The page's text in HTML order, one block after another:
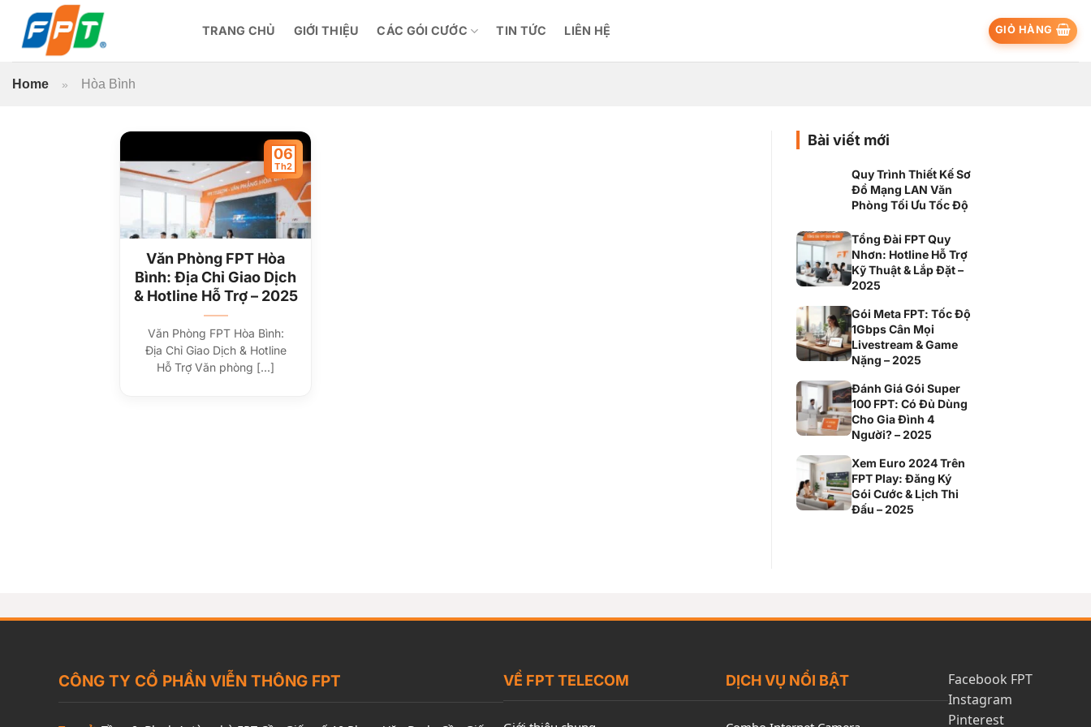
TRANG CHỦ GIỚI THIỆU CÁC GÓI CƯỚC TIN TỨC LIÊN HỆ GIỎ HÀNG
Home » Hòa Bình
Văn Phòng FPT Hòa
Bình: Địa Chỉ Giao Dịch
& Hotline Hỗ Trợ – 2025
Văn Phòng FPT Hòa Bình:
Địa Chỉ Giao Dịch & Hotline
Hỗ Trợ Văn phòng [...]
06
Th2
Bài viết mới
Quy Trình Thiết Kế Sơ
Đồ Mạng LAN Văn
Phòng Tối Ưu Tốc Độ
Tổng Đài FPT Quy
Nhơn: Hotline Hỗ Trợ
Kỹ Thuật & Lắp Đặt –
2025
Gói Meta FPT: Tốc Độ
1Gbps Cân Mọi
Livestream & Game
Nặng – 2025
Đánh Giá Gói Super
100 FPT: Có Đủ Dùng
Cho Gia Đình 4
Người? – 2025
Xem Euro 2024 Trên
FPT Play: Đăng Ký
Gói Cước & Lịch Thi
Đấu – 2025
CÔNG TY CỔ PHẦN VIỄN THÔNG FPT VỀ FPT TELECOM DỊCH VỤ NỔI BẬT
Facebook FPT
Instagram
Pinterest